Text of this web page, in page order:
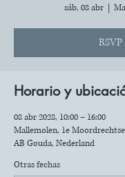
sáb, 08 abr
  |
RSVP
Horario y
08 abr 2028, 10:00 – 16:00
Mallemolen, 1e
AB Gouda, Nederland
Otras fechas